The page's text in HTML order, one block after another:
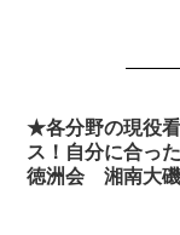
★各分野の現役
ス！自分に合っ
徳洲会 湘南大磯